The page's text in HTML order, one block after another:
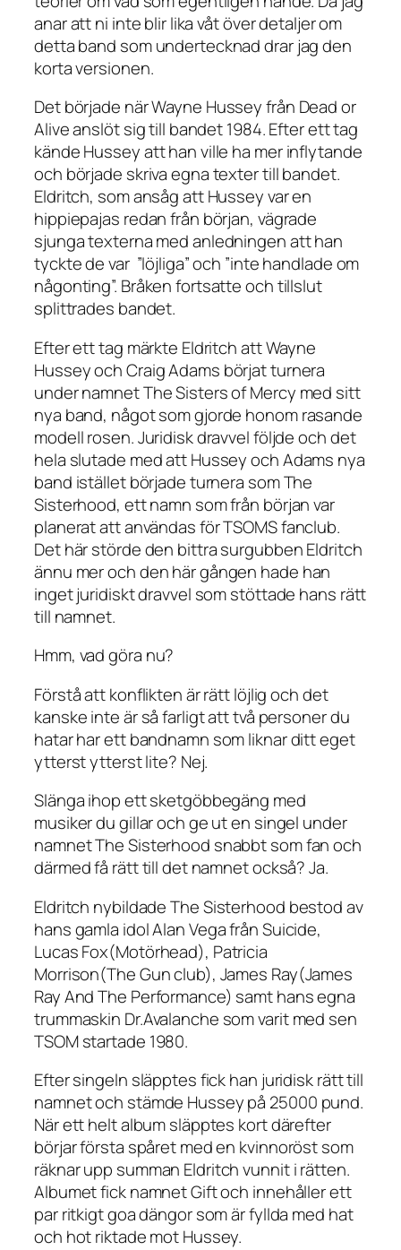
anar att ni inte blir lika våt över detaljer om
detta band som undertecknad drar jag den
korta versionen.
Det började när Wayne Hussey från Dead or
Alive anslöt sig till bandet 1984. Efter ett tag
kände Hussey att han ville ha mer inflytande
och började skriva egna texter till bandet.
Eldritch, som ansåg att Hussey var en
hippiepajas redan från början, vägrade
sjunga texterna med anledningen att han
tyckte de var ”löjliga” och ”inte handlade om
någonting”. Bråken fortsatte och tillslut
splittrades bandet.
Efter ett tag märkte Eldritch att Wayne
Hussey och Craig Adams börjat turnera
under namnet The Sisters of Mercy med sitt
nya band, något som gjorde honom rasande
modell rosen. Juridisk dravvel följde och det
hela slutade med att Hussey och Adams nya
band istället började turnera som The
Sisterhood, ett namn som från början var
planerat att användas för TSOMS fanclub.
Det här störde den bittra surgubben Eldritch
ännu mer och den här gången hade han
inget juridiskt dravvel som stöttade hans rätt
till namnet.
Hmm, vad göra nu?
Förstå att konflikten är rätt löjlig och det
kanske inte är så farligt att två personer du
hatar har ett bandnamn som liknar ditt eget
ytterst ytterst lite? Nej.
Slänga ihop ett sketgöbbegäng med
musiker du gillar och ge ut en singel under
namnet The Sisterhood snabbt som fan och
därmed få rätt till det namnet också? Ja.
Eldritch nybildadeThe Sisterhood bestod av
hans gamla idol Alan Vega från Suicide,
Lucas Fox(Motörhead), Patricia
Morrison(The Gun club), James Ray(James
Ray And The Performance) samt hans egna
trummaskin Dr.Avalanche som varit med sen
TSOM startade 1980.
Efter singeln släpptes fick han juridisk rätt till
namnet och stämde Hussey på 25000 pund.
När ett helt album släpptes kort därefter
börjar första spåret med en kvinnoröst som
räknar upp summan Eldritch vunnit i rätten.
Albumet fick namnet Gift och innehåller ett
par ritkigt goa dängor som är fyllda med hat
och hot riktade mot Hussey.